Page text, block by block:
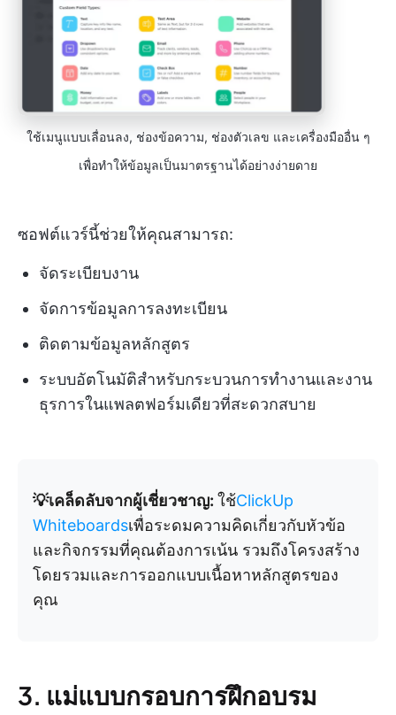
ใช้เมนูแบบเลื่อนลง, ช่องข้อความ, ช่องตัวเลข และเครื่องมืออื่น ๆ
เพื่อทำให้ข้อมูลเป็นมาตรฐานได้อย่างง่ายดาย
ซอฟต์แวร์นี้ช่วยให้คุณสามารถ:
จัดระเบียบงาน
จัดการข้อมูลการลงทะเบียน
ติดตามข้อมูลหลักสูตร
ระบบอัตโนมัติสำหรับกระบวนการทำงานและงาน
ธุรการในแพลตฟอร์มเดียวที่สะดวกสบาย
💡เคล็ดลับจากผู้เชี่ยวชาญ: ใช้ClickUp
Whiteboardsเพื่อระดมความคิดเกี่ยวกับหัวข้อ
และกิจกรรมที่คุณต้องการเน้น รวมถึงโครงสร้าง
โดยรวมและการออกแบบเนื้อหาหลักสูตรของ
คุณ
3. แม่แบบกรอบการฝึกอบรม